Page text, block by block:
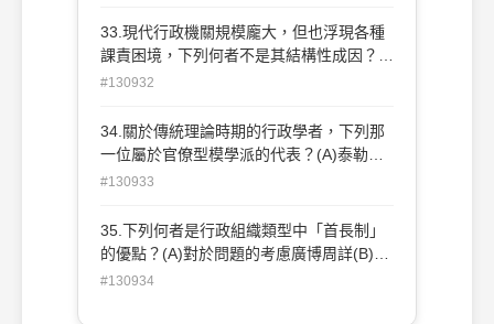
33.現代行政機關規模龐大，但也浮現各種
課責困境，下列何者不是其結構性成因？
(A)行政監控單位數量嚴重不足(B)政策目標
衡衝突(D)機關結構功能的分化與重疊
#130932
34.關於傳統理論時期的行政學者，下列那
一位屬於官僚型模學派的代表？(A)泰勒
（F. W. Taylor）(B)古立克（L. H. Gulick）
#130933
35.下列何者是行政組織類型中「首長制」
的優點？(A)對於問題的考慮廣博周詳(B)指
揮靈敏，行動迅速(C)無人牽制監督(D)符合
#130934